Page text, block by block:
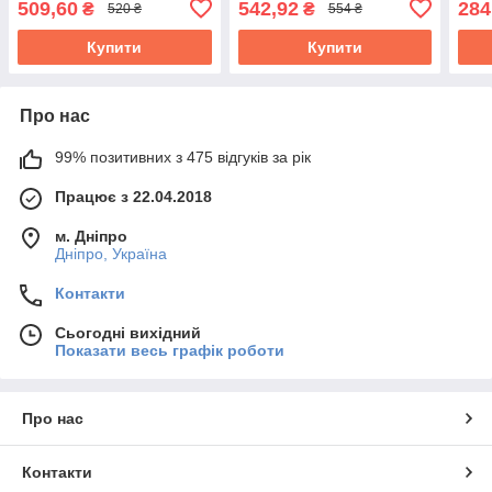
509,60 ₴ 520 ₴
Купити
542,92₴ 554 ₴
Купити
Про нас
99% позитивних з 475 відгуків за рік
Працює з 22.04.2018
м. Дніпро
Дніпро, Україна
Контакти
Сьогодні вихідний
Показати весь графік роботи
Про нас
Контакти